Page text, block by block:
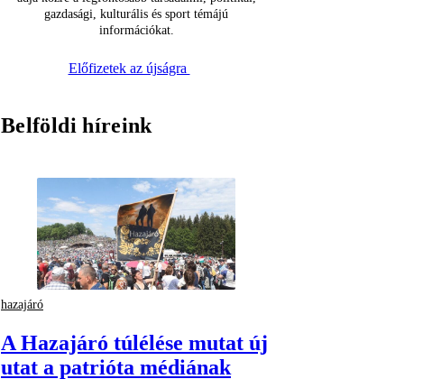
gazdasági, kulturális és sport témájú
információkat.
Előfizetek az újságra
Belföldi híreink
hazajáró
A Hazajáró túlélése mutat új
utat a patrióta médiának